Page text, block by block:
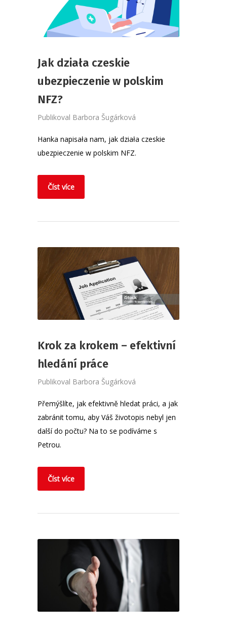
Jak działa czeskie
ubezpieczenie w polskim
NFZ?
Publikoval Barbora Šugárková
Hanka napisała nam, jak działa czeskie
ubezpieczenie w polskim NFZ.
Číst více
Krok za krokem – efektivní
hledání práce
Publikoval Barbora Šugárková
Přemýšlíte, jak efektivně hledat práci, a jak
zabránit tomu, aby Váš životopis nebyl jen
další do počtu? Na to se podíváme s
Petrou.
Číst více